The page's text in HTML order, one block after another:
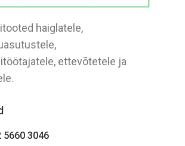
haiglatele,
ettevõtetele ja
5660 3046